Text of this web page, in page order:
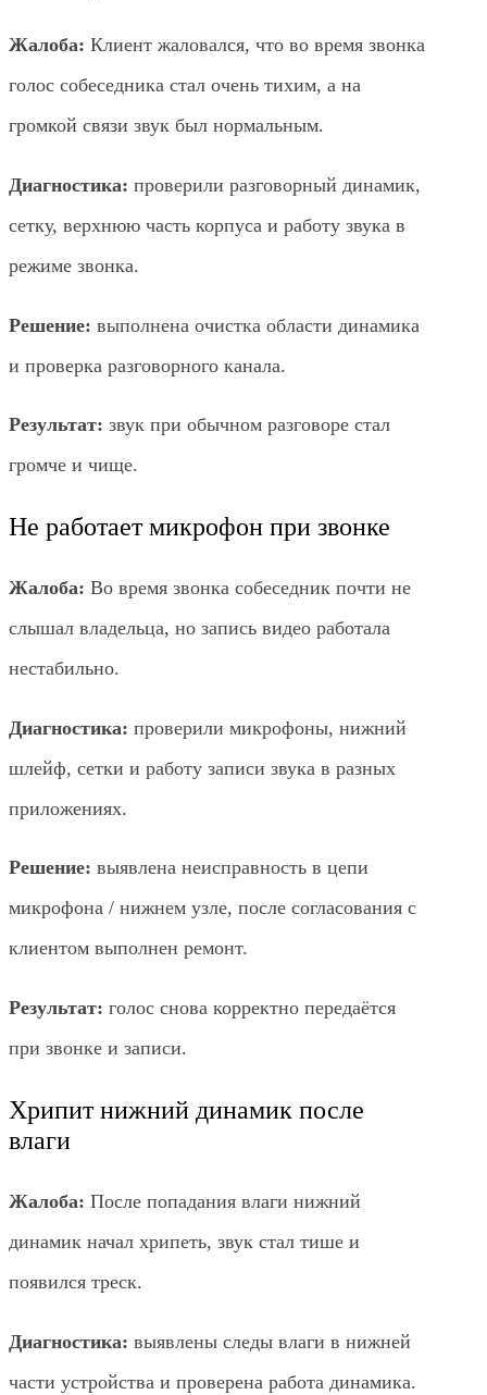
Жалоба: Клиент жаловался, что во время звонка
голос собеседника стал очень тихим, а на
громкой связи звук был нормальным.
Диагностика: проверили разговорный динамик,
сетку, верхнюю часть корпуса и работу звука в
режиме звонка.
Решение: выполнена очистка области динамика
и проверка разговорного канала.
Результат: звук при обычном разговоре стал
громче и чище.
Не работает микрофон при звонке
Жалоба: Во время звонка собеседник почти не
слышал владельца, но запись видео работала
нестабильно.
Диагностика: проверили микрофоны, нижний
шлейф, сетки и работу записи звука в разных
приложениях.
Решение: выявлена неисправность в цепи
микрофона / нижнем узле, после согласования с
клиентом выполнен ремонт.
Результат: голос снова корректно передаётся
при звонке и записи.
Хрипит нижний динамик после
влаги
Жалоба: После попадания влаги нижний
динамик начал хрипеть, звук стал тише и
появился треск.
Диагностика: выявлены следы влаги в нижней
части устройства и проверена работа динамика.